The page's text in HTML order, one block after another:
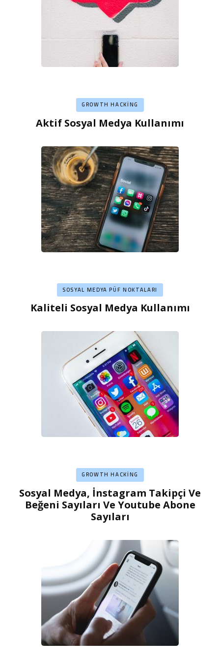
GROWTH HACKING
Aktif Sosyal Medya Kullanımı
SOSYAL MEDYA PÜF NOKTALARI
Kaliteli Sosyal Medya Kullanımı
GROWTH HACKING
Sosyal Medya, İnstagram Takipçi Ve
Beğeni Sayıları Ve Youtube Abone
Sayıları